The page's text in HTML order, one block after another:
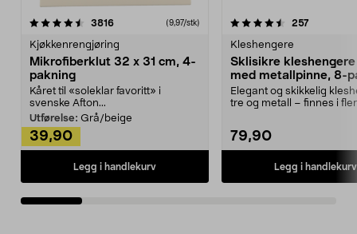
3816anmeldelser(9,97/stk)
Kjøkkenrengjøring
Mikrofiberklut 32 x 31 cm, 4-
pakning
Kåret til «soleklar favoritt» i
svenske Afton...
Utførelse: Grå/beige
39,90
Legg i handlekurv
4.5av 5 stjerner 257
Kleshengere
Sklisikre
med metallpinne, 8-
Elegant og skikkelig
tre og metall – finnes i
79,90
Legg i handlekurv
4.5av 5 stjerner